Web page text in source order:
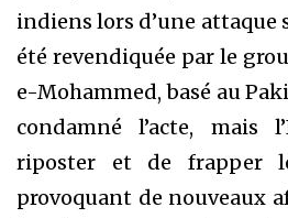
indiens lors d’une attaque
été revendiquée par le
e-Mohammed, basé au
condamné l’acte, mais
riposter et de frapper
provoquant de nouveaux